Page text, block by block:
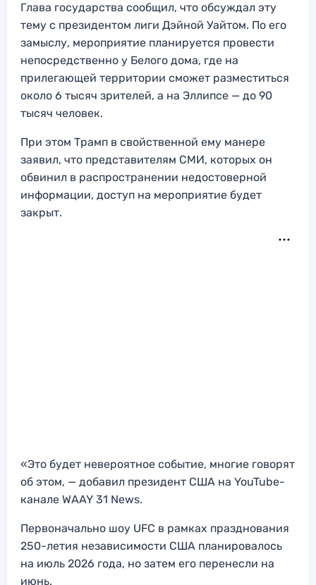
Глава государства сообщил, что обсуждал эту
тему с президентом лиги Дэйной Уайтом. По его
замыслу, мероприятие планируется провести
непосредственно у Белого дома, где на
прилегающей территории сможет разместиться
около 6 тысяч зрителей, а на Эллипсе — до 90
тысяч человек.
При этом Трамп в свойственной ему манере
заявил, что представителям СМИ, которых он
обвинил в распространении недостоверной
информации, доступ на мероприятие будет
закрыт.
«Это будет невероятное событие, многие говорят
об этом, — добавил президент США на YouTube-
канале WAAY 31 News.
Первоначально шоу UFC в рамках празднования
250-летия независимости США планировалось
на июль 2026 года, но затем его перенесли на
июнь.